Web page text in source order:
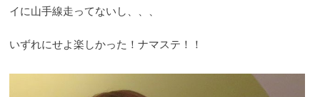
イに山手線走ってないし、、、
いずれにせよ楽しかった！ナマステ！！